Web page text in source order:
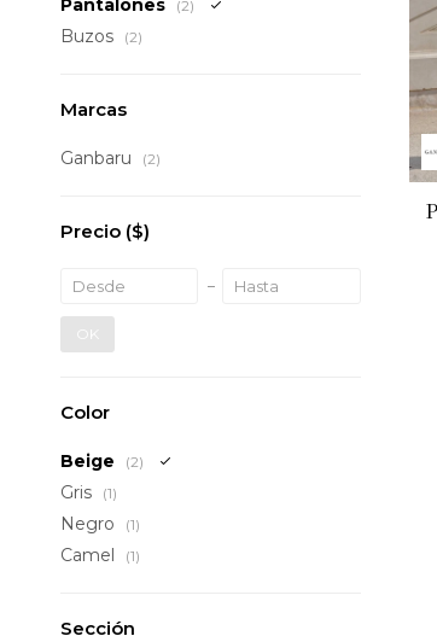
(2)
Buzos (2)
Marcas
Ganbaru (2)
Precio ($)
OK
Color
Beige (2)
Gris (1)
Negro (1)
Camel (1)
Sección